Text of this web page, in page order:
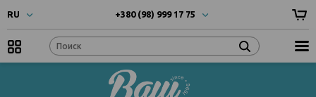
RU
UA- Українска
RU- Русский
+380 (98) 999 17 75